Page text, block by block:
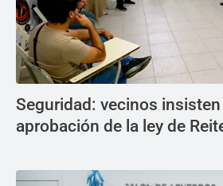
Seguridad: vecinos insisten
aprobación de la ley de